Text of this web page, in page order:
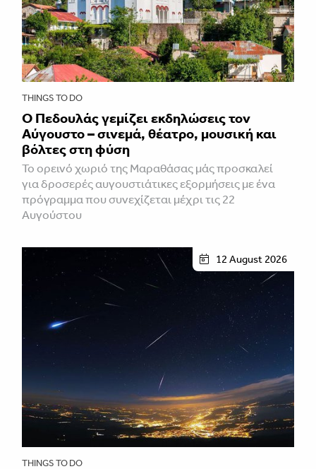
THINGS TO DO
Ο Πεδουλάς γεμίζει εκδηλώσεις τον
Αύγουστο – σινεμά, θέατρο, μουσική και
βόλτες στη φύση
Το ορεινό χωριό της Μαραθάσας μάς προσκαλεί
για δροσερές αυγουστιάτικες εξορμήσεις με ένα
πρόγραμμα που συνεχίζεται μέχρι τις 22
Αυγούστου
12 August 2026
THINGS TO DO